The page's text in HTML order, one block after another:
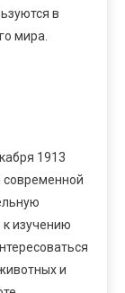
в
мира.
1913
современной
изучению
и